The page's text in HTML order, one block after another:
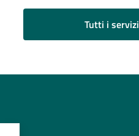
Tutti i servizi